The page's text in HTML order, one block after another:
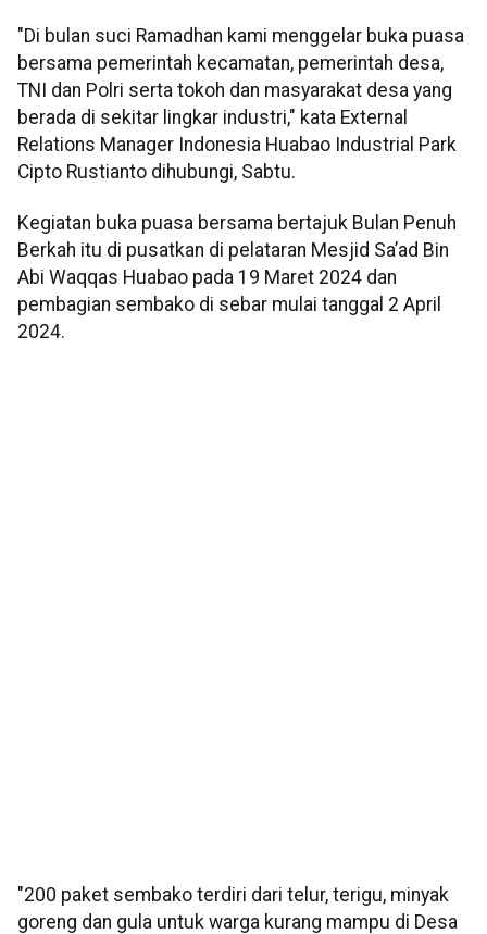
"Di bulan suci Ramadhan kami menggelar buka puasa
bersama pemerintah kecamatan, pemerintah desa,
TNI dan Polri serta tokoh dan masyarakat desa yang
berada di sekitar lingkar industri," kata External
Relations Manager Indonesia Huabao Industrial Park
Cipto Rustianto dihubungi, Sabtu.
Kegiatan buka puasa bersama bertajuk Bulan Penuh
Berkah itu di pusatkan di pelataran Mesjid Sa’ad Bin
Abi Waqqas Huabao pada 19 Maret 2024 dan
pembagian sembako di sebar mulai tanggal 2 April
2024.
"200 paket sembako terdiri dari telur, terigu, minyak
goreng dan gula untuk warga kurang mampu di Desa